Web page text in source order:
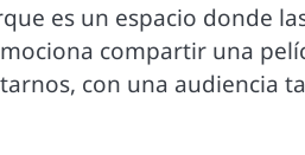
es un espacio donde
compartir una
con una audiencia